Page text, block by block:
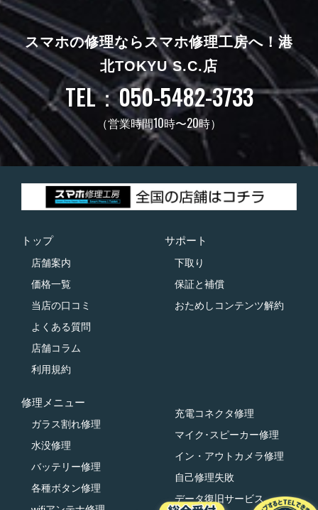
スマホの修理ならスマホ修理工房へ！ 港
北TOKYU S.C.店
TEL：050-5482-3733
（営業時間10時〜20時）
トップ
店舗案内
価格一覧
当店の口コミ
よくある質問
店舗コラム
利用規約
サポート
下取り
保証と補償
おためしコンテンツ解約
修理メニュー
ガラス割れ修理
水没修理
バッテリー修理
各種ボタン修理
充電コネクタ修理
マイク･スピーカー修理
イン・アウトカメラ修理
自己修理失敗
データ復旧サービス